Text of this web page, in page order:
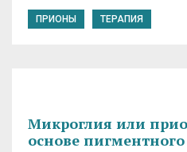
ПРИОНЫ ТЕРАПИЯ
Микроглия или
основе